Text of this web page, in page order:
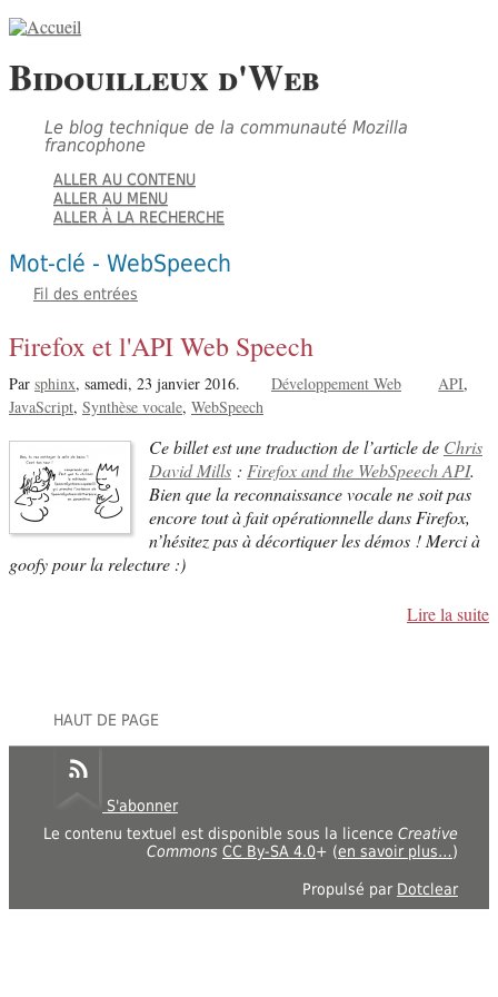
Bidouilleux d'Web
Le blog technique de la communauté Mozilla
francophone
ALLER AU CONTENU
ALLER AU MENU
ALLER À LA RECHERCHE
Mot-clé - WebSpeech
Fil des entrées
Firefox et l'API Web Speech
Par sphinx, samedi, 23 janvier 2016. Développement Web
API
JavaScript Synthèse vocale WebSpeech
Ce billet est une traduction de l’article de Chris
David Mills : Firefox and the WebSpeech API.
Bien que la reconnaissance vocale ne soit pas
encore tout à fait opérationnelle dans Firefox,
n’hésitez pas à décortiquer les démos ! Merci à
goofy pour la relecture :)
Lire la suite
HAUT DE PAGE
S'abonner
Le contenu textuel est disponible sous la licence Creative
Commons CC By-SA 4.0+ (en savoir plus…)
Propulsé par Dotclear